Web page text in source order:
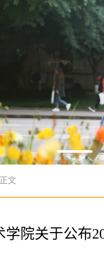
文
学院关于公布